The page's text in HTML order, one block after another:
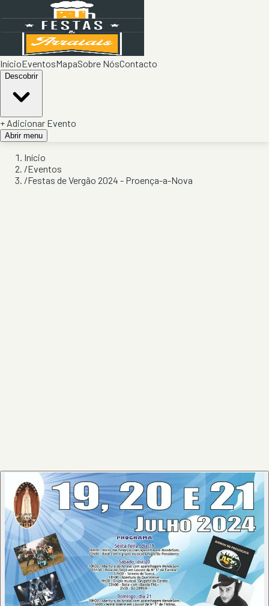
InícioEventosMapaSobre NósContacto
Descobrir
+ Adicionar Evento
Abrir menu
Início
/Eventos
/Festas de Vergão 2024 - Proença-a-Nova